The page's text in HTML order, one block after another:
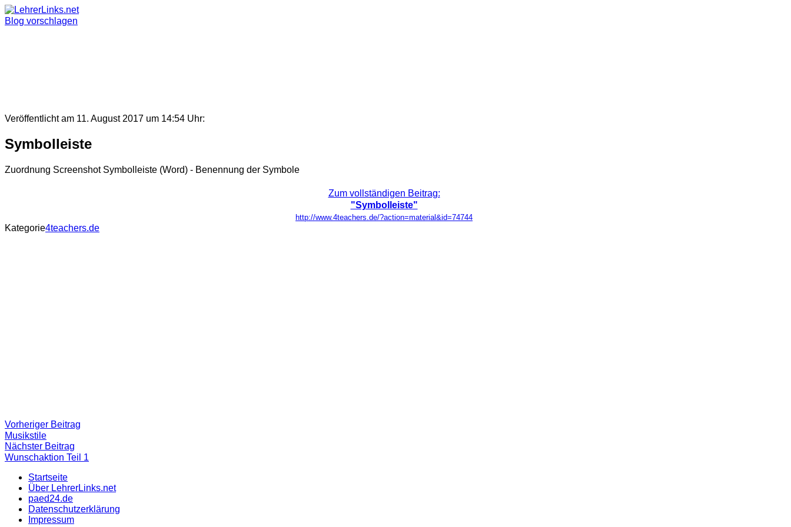
Skip
to
Blog vorschlagen
Veröffentlicht am 11. August 2017 um 14:54 Uhr:
Symbolleiste
Zuordnung Screenshot Symbolleiste (Word) - Benennung der Symbole
Zum vollständigen Beitrag:
"Symbolleiste"
http://www.4teachers.de/?action=material&id=74744
Kategorie4teachers.de
Beitragsnavigation
Vorheriger Beitrag
Musikstile
Nächster Beitrag
Beitrag
Wunschaktion Teil 1
Startseite
Über LehrerLinks.net
paed24.de
Datenschutzerklärung
Impressum